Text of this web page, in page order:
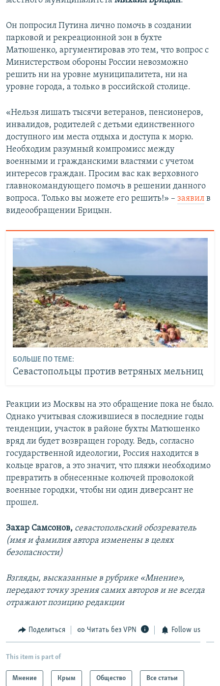
Он попросил Путина лично помочь в создании
парковой и рекреационной зон в бухте
Матюшенко, аргументировав это тем, что вопрос с
Министерством обороны России невозможно
решить ни на уровне муниципалитета, ни на
уровне города, а только в российской столице.
«Нельзя лишать тысячи ветеранов, пенсионеров,
инвалидов, родителей с детьми единственного
доступного им места отдыха и доступа к морю.
Необходим разумный компромисс между
военными и гражданскими властями с учетом
интересов граждан. Просим вас как верховного
главнокомандующего помочь в решении данного
вопроса. Только вы можете его решить!» – заявил в
видеообращении Брицын.
БОЛЬШЕ ПО ТЕМЕ:
Севастопольцы против ветряных мельниц
Реакции из Москвы на это обращение пока не было.
Однако учитывая сложившиеся в последние годы
тенденции, участок в районе бухты Матюшенко
вряд ли будет возвращен городу. Ведь, согласно
государственной идеологии, Россия находится в
кольце врагов, а это значит, что пляжи необходимо
превратить в обнесенные колючей проволокой
военные городки, чтобы ни один диверсант не
прошел.
Захар Самсонов, севастопольский обозреватель
(имя и фамилия автора изменены в целях
безопасности)
Взгляды, высказанные в рубрике «Мнение»,
передают точку зрения самих авторов и не всегда
отражают позицию редакции
Поделиться Читать без VPN Follow us
This item is part of
Мнение Крым Общество Все статьи